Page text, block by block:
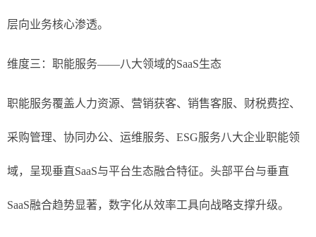
层向业务核心渗透。
维度三：职能服务——八大领域的SaaS生态
职能服务覆盖人力资源、营销获客、销售客服、财税费控、
采购管理、协同办公、运维服务、ESG服务八大企业职能领
域，呈现垂直SaaS与平台生态融合特征。头部平台与垂直
SaaS融合趋势显著，数字化从效率工具向战略支撑升级。